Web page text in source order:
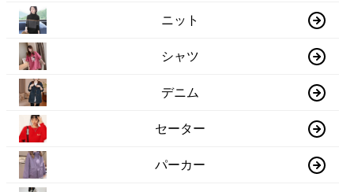
ニット
シャツ
デニム
セーター
パーカー